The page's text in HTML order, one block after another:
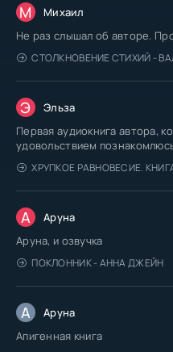
М Михаил
Не раз слышал об авторе.
СТОЛКНОВЕНИЕ СТИХИЙ -
Э Эльза
Первая аудиокнига автора,
удовольствием
ХРУПКОЕ РАВНОВЕСИЕ.
А Аруна
Аруна, и озвучка
ПОКЛОННИК - АННА ДЖЕЙН
А Аруна
Апигенная книга